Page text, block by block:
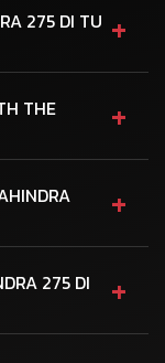
275 DI TU +
THE
+
+
275 DI
+